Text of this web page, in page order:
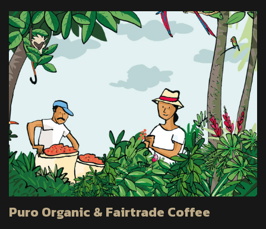
Puro Organic & Fairtrade Coffee